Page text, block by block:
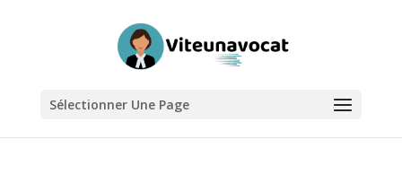
Sélectionner Une Page